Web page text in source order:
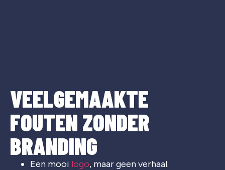
VEELGEMAAKTE
FOUTEN ZONDER
BRANDING
Een mooi logo, maar geen verhaal.